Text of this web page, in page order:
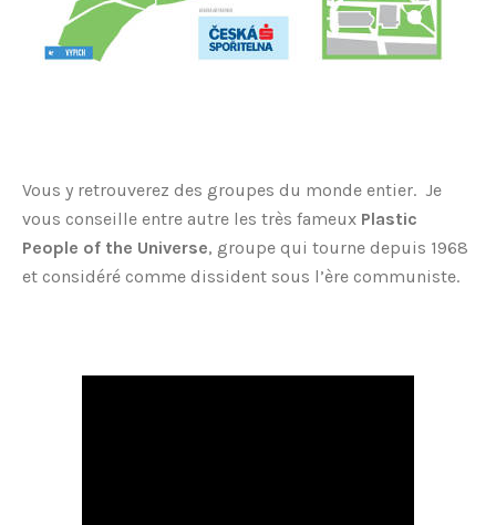
Vous y retrouverez des groupes du monde entier. Je
vous conseille entre autre les très fameux Plastic
People of the Universe, groupe qui tourne depuis 1968
et considéré comme dissident sous l’ère communiste.